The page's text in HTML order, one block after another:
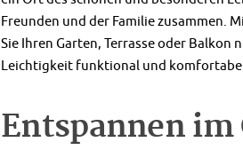
Freunden und der Familie zusammen.
Sie Ihren Garten, Terrasse oder
Leichtigkeit funktional und
Entspannen